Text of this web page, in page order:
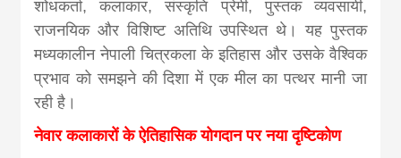
news,
khabar
शोधकर्ता, कलाकार, संस्कृति प्रेमी, पुस्तक व्यवसायी,
राजनयिक और विशिष्ट अतिथि उपस्थित थे। यह पुस्तक
मध्यकालीन नेपाली चित्रकला के इतिहास और उसके वैश्विक
प्रभाव को समझने की दिशा में एक मील का पत्थर मानी जा
रही है।
नेवार कलाकारों के ऐतिहासिक योगदान पर नया दृष्टिकोण